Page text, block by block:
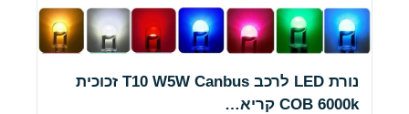
נורת LED לרכב T10 W5W Canbus זכוכית
COB 6000k קריא…